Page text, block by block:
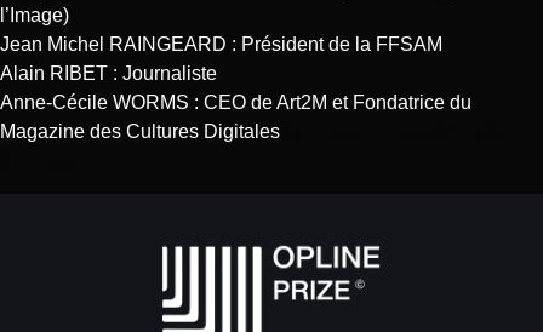
l’Image)
Jean Michel RAINGEARD : Président de la FFSAM
Alain RIBET : Journaliste
Anne-Cécile WORMS : CEO de Art2M et Fondatrice du
Magazine des Cultures Digitales